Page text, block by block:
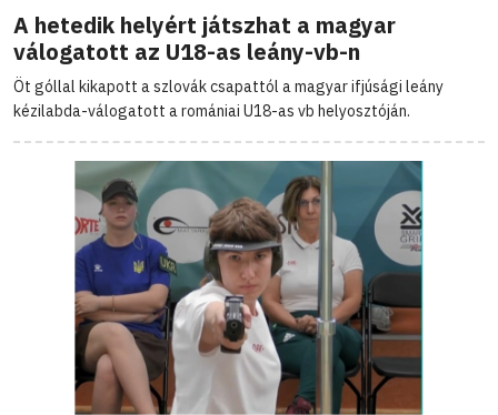
A hetedik helyért játszhat a magyar
válogatott az U18-as leány-vb-n
Öt góllal kikapott a szlovák csapattól a magyar ifjúsági leány
kézilabda-válogatott a romániai U18-as vb helyosztóján.